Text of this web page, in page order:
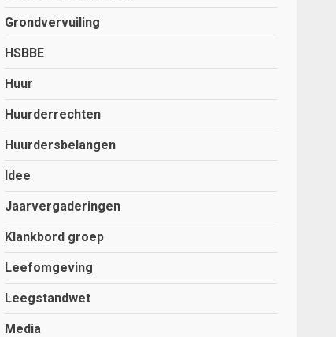
Grondvervuiling
HSBBE
Huur
Huurderrechten
Huurdersbelangen
Idee
Jaarvergaderingen
Klankbord groep
Leefomgeving
Leegstandwet
Media